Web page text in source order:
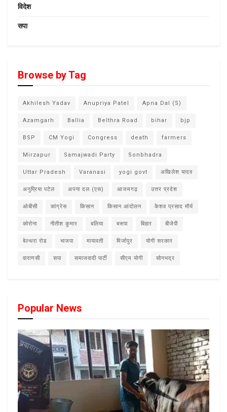
विदेश
सपा
Browse by Tag
Akhilesh Yadav Anupriya Patel Apna Dal (S)
Azamgarh Ballia Belthra Road bihar bjp
BSP CM Yogi Congress death farmers
Mirzapur Samajwadi Party Sonbhadra
Uttar Pradesh Varanasi yogi govt अखिलेश यादव
अनुप्रिया पटेल अपना दल (एस) आजमगढ़ उत्तर प्रदेश
ओबीसी कांग्रेस किसान किसान आंदोलन केशव प्रसाद मौर्य
कोरोना नीतीश कुमार बलिया बसपा बिहार बीजेपी
बेल्थरा रोड भाजपा मायावती मिर्जापुर योगी सरकार
वाराणसी सपा समाजवादी पार्टी सीएम योगी सोनभद्र
Popular News